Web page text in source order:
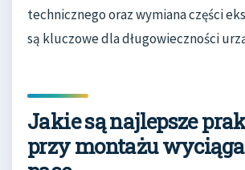
technicznego oraz wymiana części
są kluczowe dla długowieczności
Jakie są najlepsze
przy montażu